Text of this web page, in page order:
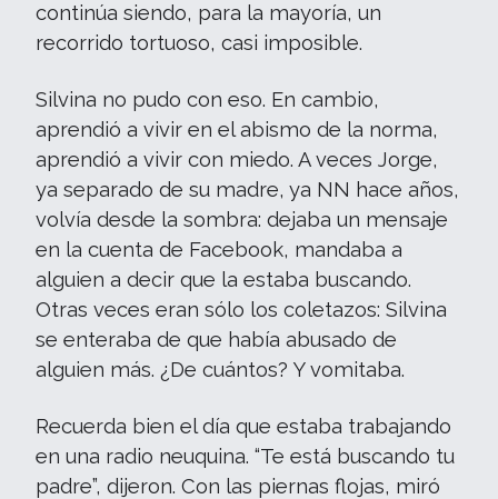
continúa siendo, para la mayoría, un
recorrido tortuoso, casi imposible.
Silvina no pudo con eso. En cambio,
aprendió a vivir en el abismo de la norma,
aprendió a vivir con miedo. A veces Jorge,
ya separado de su madre, ya NN hace años,
volvía desde la sombra: dejaba un mensaje
en la cuenta de Facebook, mandaba a
alguien a decir que la estaba buscando.
Otras veces eran sólo los coletazos: Silvina
se enteraba de que había abusado de
alguien más. ¿De cuántos? Y vomitaba.
Recuerda bien el día que estaba trabajando
en una radio neuquina. “Te está buscando tu
padre”, dijeron. Con las piernas flojas, miró